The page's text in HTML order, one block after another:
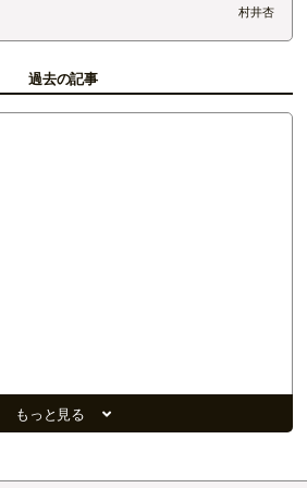
「え？！!今更！？」っていう事を言ってもいいで
すか…?? もう、知ってるよって方ばかりだと思
うのですが、 SOUND SPLASH卒業いたしやし
村井杏
過去の記事
もっと見る